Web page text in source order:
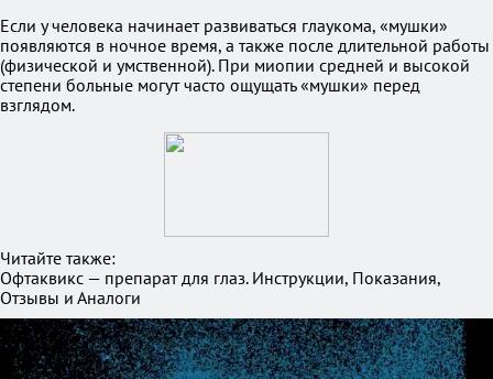
Если у человека начинает развиваться глаукома, «мушки»
появляются в ночное время, а также после длительной работы
(физической и умственной). При миопии средней и высокой
степени больные могут часто ощущать «мушки» перед
взглядом.
Читайте также:
Офтаквикс — препарат для глаз. Инструкции, Показания,
Отзывы и Аналоги